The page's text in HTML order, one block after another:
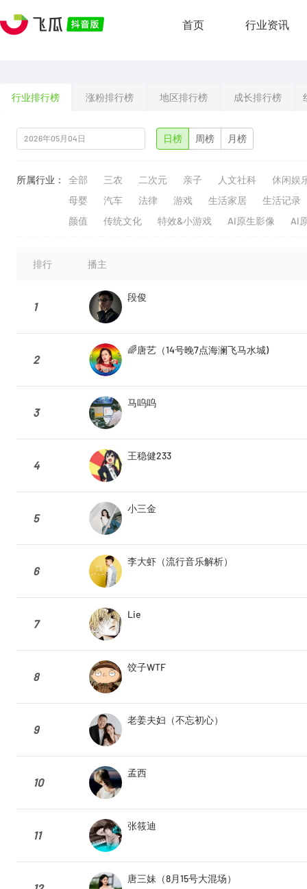
首页 行业资讯
行业排行榜 涨粉排行榜 地区排行榜 成长排行榜
日榜 周榜 月榜
所属行业： 全部 三农 二次元 亲子 人文社科
休闲娱
母婴
汽车 法律 游戏 生活家居
生活记录
颜值
传统文化 特效&小游戏 AI原生影像 AI
排行 播主
1
段俊
2
🌈唐艺（14号晚7点海澜飞马水城)
3
马呜呜
4
王稳健233
5
小三金
6
李大虾（流行音乐解析）
7
Lie
8
饺子WTF
9
老姜夫妇（不忘初心）
10
孟西
11
张筱迪
唐三妹（8月15号大混场）